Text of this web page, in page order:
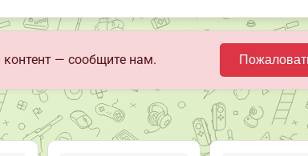
— сообщите нам.